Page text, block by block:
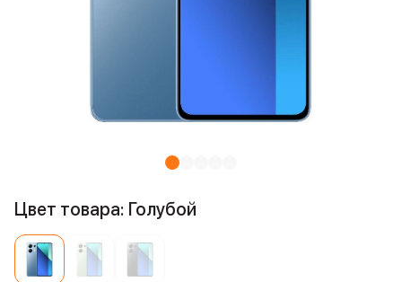
Цвет товара: Голубой